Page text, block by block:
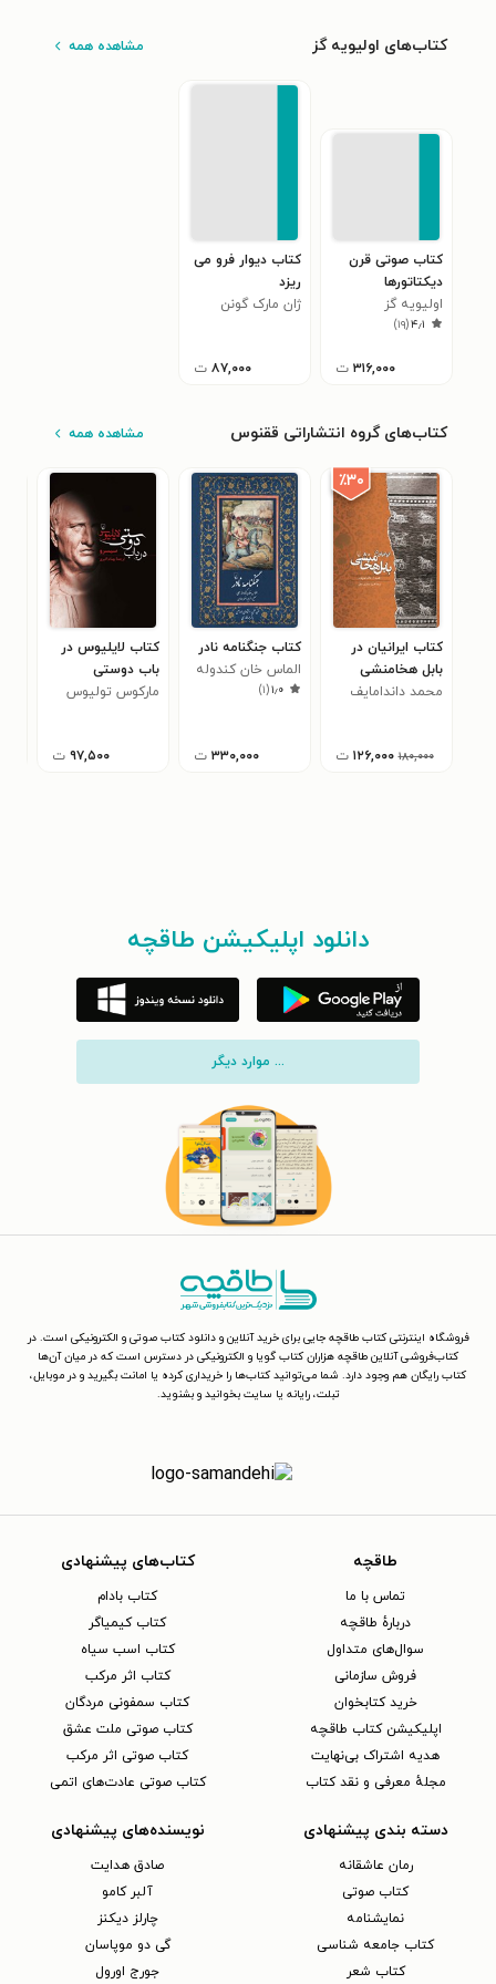
کتاب‌های اولیویه گز مشاهده همه
کتاب صوتی قرن
دیکتاتورها
اولیویه گز
۴٫۱(۱۹)
۳۱۶,۰۰۰ ت
کتاب دیوار فرو می
ریزد
ژان مارک گونن
۸۷,۰۰۰ ت
کتاب‌های گروه انتشاراتی ققنوس مشاهده همه
٪۳۰
کتاب ایرانیان در
بابل هخامنشی
محمد داندامایف
۱۸۰,۰۰۰ ۱۲۶,۰۰۰ ت
کتاب جنگنامه نادر
الماس خان کندوله
ای ۱٫۰(۱)
۳۳۰,۰۰۰ ت
کتاب لایلیوس در
باب دوستی
مارکوس تولیوس
۹۷,۵۰۰ ت
دانلود اپلیکیشن طاقچه
... موارد دیگر
فروشگاه اینترنتی کتاب طاقچه جایی برای خرید آنلاین و دانلود کتاب صوتی و الکترونیکی است. در
کتاب‌فروشی آنلاین طاقچه هزاران کتاب گویا و الکترونیکی در دسترس است که در میان آن‌ها
کتاب رایگان هم وجود دارد. شما می‌توانید کتاب‌ها را خریداری کرده یا امانت بگیرید و در موبایل،
تبلت، رایانه یا سایت بخوانید و بشنوید.
طاقچه
تماس با ما
دربارهٔ طاقچه
سوال‌های متداول
فروش سازمانی
خرید کتابخوان
اپلیکیشن کتاب طاقچه
هدیه اشتراک بی‌نهایت
مجلهٔ معرفی و نقد کتاب
کتاب‌های پیشنهادی
کتاب بادام
کتاب کیمیاگر
کتاب اسب سیاه
کتاب اثر مرکب
کتاب سمفونی مردگان
کتاب صوتی ملت عشق
کتاب صوتی اثر مرکب
کتاب صوتی عادت‌های اتمی
دسته بندی پیشنهادی
رمان عاشقانه
کتاب‌ صوتی
نمایشنامه
کتاب جامعه شناسی
کتاب شعر
نویسنده‌های پیشنهادی
صادق هدایت
آلبر کامو
چارلز دیکنز
گی دو موپاسان
جورج اورول